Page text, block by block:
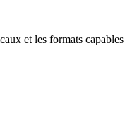
et les formats capables